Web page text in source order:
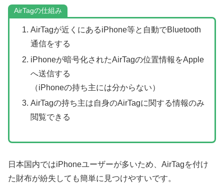
AirTagの仕組み
AirTagが近くにあるiPhone等と自動でBluetooth
通信をする
iPhoneが暗号化されたAirTagの位置情報をApple
へ送信する
（iPhoneの持ち主には分からない）
AirTagの持ち主は自身のAirTagに関する情報のみ
閲覧できる
日本国内ではiPhoneユーザーが多いため、AirTagを付け
た財布が紛失しても簡単に見つけやすいです。